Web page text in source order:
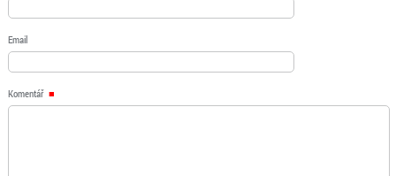
Email
Komentář